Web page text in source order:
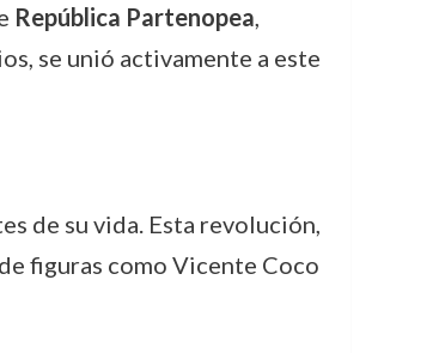
República Partenopea,
se unió activamente a este
de su vida. Esta revolución,
figuras como Vicente Coco